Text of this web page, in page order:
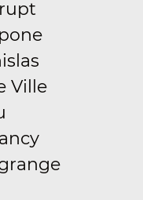
Ville